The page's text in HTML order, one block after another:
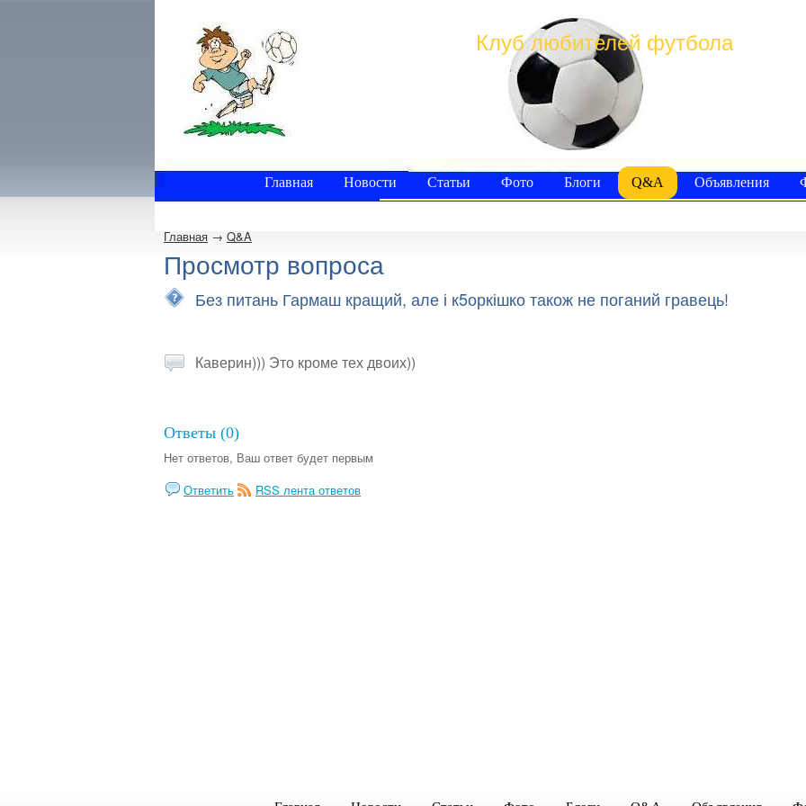
Клуб любителей футбола
Главная Новости Статьи Фото Блоги Q&A Объявления
Главная → Q&A
Просмотр вопроса
Без питань Гармаш кращий, але і к5оркішко також не поганий гравець!
Каверин))) Это кроме тех двоих))
Ответы (0)
Нет ответов, Ваш ответ будет первым
Ответить
RSS лента ответов